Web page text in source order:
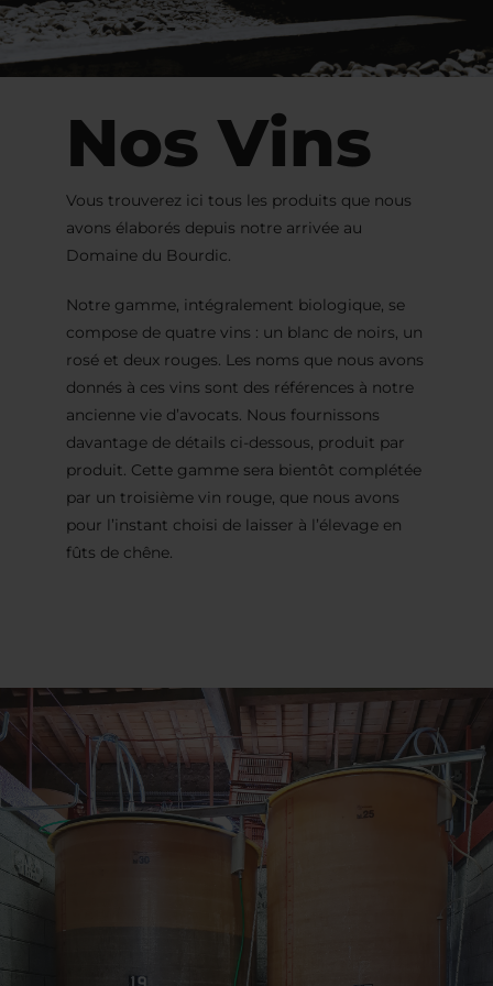
Nos Vins
Vous trouverez ici tous les produits que nous
avons élaborés depuis notre arrivée au
Domaine du Bourdic.
Notre gamme, intégralement biologique, se
compose de quatre vins : un blanc de noirs, un
rosé et deux rouges. Les noms que nous avons
donnés à ces vins sont des références à notre
ancienne vie d’avocats. Nous fournissons
davantage de détails ci-dessous, produit par
produit. Cette gamme sera bientôt complétée
par un troisième vin rouge, que nous avons
pour l’instant choisi de laisser à l’élevage en
fûts de chêne.